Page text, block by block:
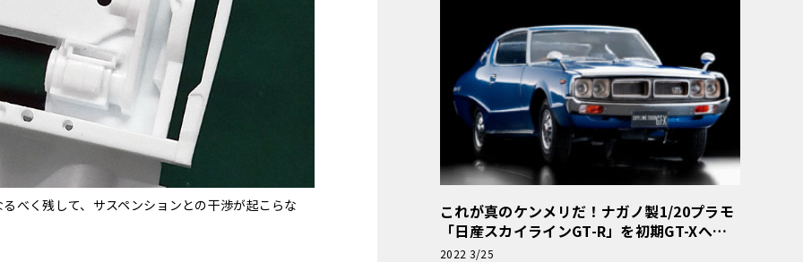
べく残して、サスペンションとの干渉が起こらな
これが真のケンメリだ！ナガノ製1/20プラモ
「日産スカイラインGT-R」を初期GT-Xへと
復元！【モデルカーズ】
2022 3/25